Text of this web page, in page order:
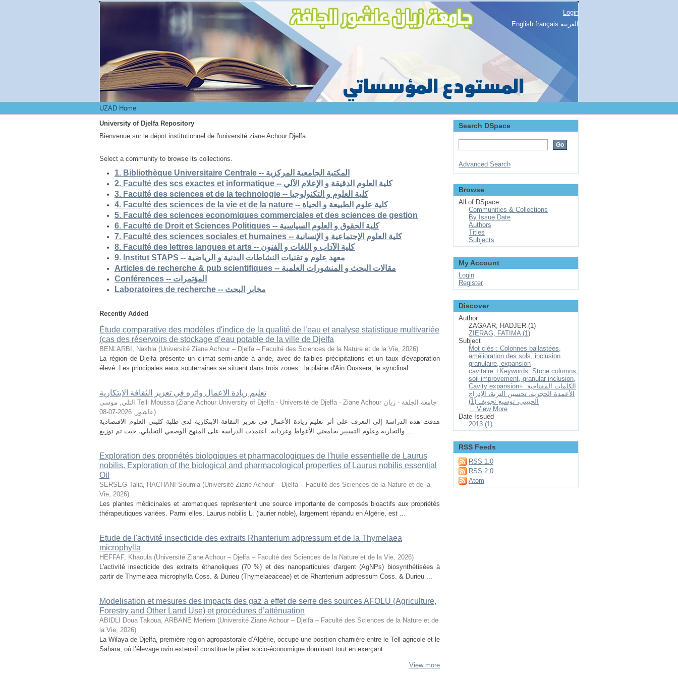
UZAD Home
Login
English français العربية
UZAD Home
University of Djelfa Repository
Bienvenue sur le dépot institutionnel de l'université ziane Achour Djelfa.
Select a community to browse its collections.
1. Bibliothèque Universitaire Centrale -- المكتبة الجامعية المركزية
2. Faculté des scs exactes et informatique -- كلية العلوم الدقيقة و الإعلام الآلي
3. Faculté des sciences et de la technologie -- كلية العلوم و التكنولوجيا
4. Faculté des sciences de la vie et de la nature -- كلية علوم الطبيعة و الحياة
5. Faculté des sciences economiques commerciales et des sciences de gestion
6. Faculté de Droit et Sciences Politiques -- كلية الحقوق و العلوم السياسية
7. Faculté des sciences sociales et humaines -- كلية العلوم الإجتماعية و الإنسانية
8. Faculté des lettres langues et arts -- كلية الآداب و اللغات و الفنون
9. Institut STAPS -- معهد علوم و تقنيات النشاطات البدنية و الرياضية
Articles de recherche & pub scientifiques -- مقالات البحث و المنشورات العلمية
Conférences -- المؤتمرات
Laboratoires de recherche -- مخابر البحث
Recently Added
Étude comparative des modèles d'indice de la qualité de l’eau et analyse statistique multivariée
(cas des réservoirs de stockage d’eau potable de la ville de Djelfa
BENLARBI, Nakhla (Université Ziane Achour – Djelfa – Faculté des Sciences de la Nature et de la Vie, 2026)
La région de Djelfa présente un climat semi-aride à aride, avec de faibles précipitations et un taux d'évaporation
élevé. Les principales eaux souterraines se situent dans trois zones : la plaine d'Ain Oussera, le synclinal ...
تعليم ريادة الاعمال واثره في تعزيز الثقافة الابتكارية
التلي, موسى Telli Moussa (Ziane Achour University of Djelfa - Université de Djelfa - Ziane Achour جامعة الجلفة - زيان
عاشور ,
2026-07-08
)
هدفت هذه الدراسة إلى التعرف على أثر تعليم ريادة الأعمال في تعزيز الثقافة الابتكارية لدى طلبة كليتي العلوم الاقتصادية
والتجارية وعلوم التسيير بجامعتي الأغواط وغرداية. اعتمدت الدراسة على المنهج الوصفي التحليلي، حيث تم توزيع ...
Exploration des propriétés biologiques et pharmacologiques de l'huile essentielle de Laurus
nobilis. Exploration of the biological and pharmacological properties of Laurus nobilis essential
Oil
SERSEG Talia, HACHANI Soumia (Université Ziane Achour – Djelfa – Faculté des Sciences de la Nature et de la
Vie, 2026)
Les plantes médicinales et aromatiques représentent une source importante de composés bioactifs aux propriétés
thérapeutiques variées. Parmi elles, Laurus nobilis L. (laurier noble), largement répandu en Algérie, est ...
Etude de l'activité insecticide des extraits Rhanterium adpressum et de la Thymelaea
microphylla
HEFFAF, Khaoula (Université Ziane Achour – Djelfa – Faculté des Sciences de la Nature et de la Vie, 2026)
L'activité insecticide des extraits éthanoliques (70 %) et des nanoparticules d'argent (AgNPs) biosynthétisées à
partir de Thymelaea microphylla Coss. & Durieu (Thymelaeaceae) et de Rhanterium adpressum Coss. & Durieu ...
Modelisation et mesures des impacts des gaz a effet de serre des sources AFOLU (Agriculture,
Forestry and Other Land Use) et procédures d’atténuation
ABIDLI Doua Takoua, ARBANE Meriem (Université Ziane Achour – Djelfa – Faculté des Sciences de la Nature et de
la Vie, 2026)
La Wilaya de Djelfa, première région agropastorale d’Algérie, occupe une position charnière entre le Tell agricole et le
Sahara, où l’élevage ovin extensif constitue le pilier socio-économique dominant tout en exerçant ...
View more
Search DSpace
Advanced Search
Browse
All of DSpace
Communities & Collections
By Issue Date
Authors
Titles
Subjects
My Account
Login
Register
Discover
Author
ZAGAAR, HADJER (1)
ZIERAG, FATIMA (1)
Subject
Mot clés : Colonnes ballastées,
amélioration des sols, inclusion
granulaire, expansion
cavitaire.+Keywords: Stone columns,
soil improvement, granular inclusion,
Cavity expansion+.الكلمات المفتاحیة:
الأعمدة الحجریة، تحسین التربة، الإدراج
الحبیبي، توسیع تجویف (1)
... View More
Date Issued
2013 (1)
RSS Feeds
RSS 1.0
RSS 2.0
Atom